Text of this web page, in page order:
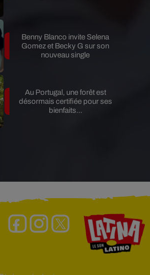
Benny Blanco invite Selena
Gomez et Becky G sur son
nouveau single
Au Portugal, une forêt est
désormais certifiée pour ses
bienfaits...